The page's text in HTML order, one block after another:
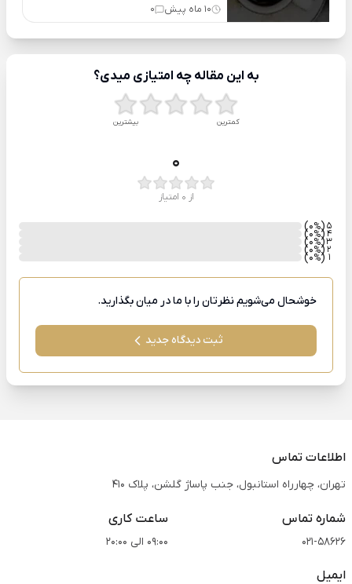
10 ماه پیش 0
به این مقاله چه امتیازی میدی؟
کمترین بیشترین
0
از 0 امتیاز
5
(0
%
) 4
(0
%
) 3
(0
%
) 2
(0
%
) 1
(0
%
)
خوشحال می‌شویم نظرتان را با ما در میان بگذارید.
ثبت دیدگاه جدید
اطلاعات تماس
تهران، چهارراه استانبول، جنب پاساژ گلشن، پلاک 410
شماره تماس
021-58626
ساعت کاری
09:00 الی 20:00
ایمیل